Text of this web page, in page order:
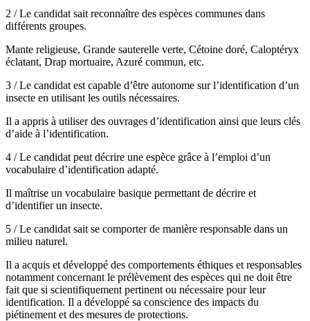
2 / Le candidat sait reconnaître des espèces communes dans
différents groupes.
Mante religieuse, Grande sauterelle verte, Cétoine doré, Caloptéryx
éclatant, Drap mortuaire, Azuré commun, etc.
3 / Le candidat est capable d’être autonome sur l’identification d’un
insecte en utilisant les outils nécessaires.
Il a appris à utiliser des ouvrages d’identification ainsi que leurs clés
d’aide à l’identification.
4 / Le candidat peut décrire une espèce grâce à l’emploi d’un
vocabulaire d’identification adapté.
Il maîtrise un vocabulaire basique permettant de décrire et
d’identifier un insecte.
5 / Le candidat sait se comporter de manière responsable dans un
milieu naturel.
Il a acquis et développé des comportements éthiques et responsables
notamment concernant le prélèvement des espèces qui ne doit être
fait que si scientifiquement pertinent ou nécessaire pour leur
identification. Il a développé sa conscience des impacts du
piétinement et des mesures de protections.